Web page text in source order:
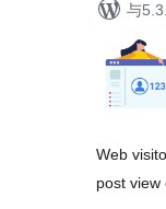
与
Web
post view